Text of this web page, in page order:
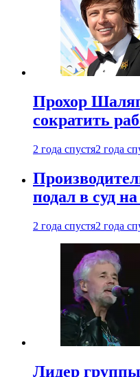
Прохор
сократить
2 года спустя2 года
подал в суд
2 года спустя2 года
Лидер